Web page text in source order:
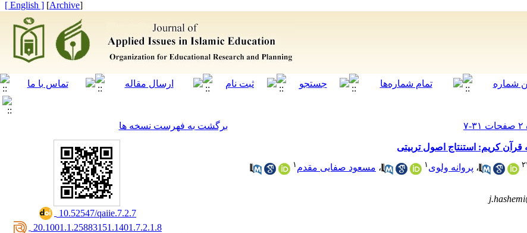
[
Archive
]
[ English ]
برگشت به فهرست نسخه ها
کریم: استنتاج اصول تربیتی
۲ ، پروانه ولوی ۱ ، مسعود صفایی مقدم ۱
‎ 10.52547/qaiie.7.2.7
‎ 20.1001.1.25883151.1401.7.2.1.8